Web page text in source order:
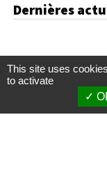
Dernières
This site uses
to activate